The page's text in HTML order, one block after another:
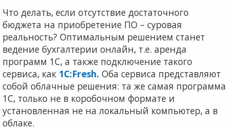
Что делать, если отсутствие достаточного
бюджета на приобретение ПО – суровая
реальность? Оптимальным решением станет
ведение бухгалтерии онлайн, т.е. аренда
программ 1С, а также подключение такого
сервиса, как 1С:Fresh. Оба сервиса представляют
собой облачные решения: та же самая программа
1С, только не в коробочном формате и
установленная не на локальный компьютер, а в
облаке.